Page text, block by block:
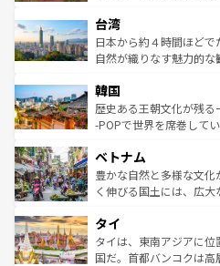
ならではの贅沢な旅のスタイルだ。 なお
情報はコンテンツ一覧を
れるおもてなしの心で訪
人々、おいしいローカ
ク、伝統的なフラダン
ワイを、存分に味わってほしい。 なお、新
はコンテンツ一覧を参照
リアリーフや大陸中央部
ク）、タスマニアの美
ど、見どころがたくさ
いる。アクティビティも
ビング、ハイキングな
い。オーストラリアの
参照してほしい。
台湾
日本から約４時間ほど
自然が織りなす魅力的
ン）、静ひつな山岳地帯
と山間の静けさが共存
驚きをもたらしてくれ
容にもいいと評判のスイ
が味わえる。 な
照してほしい。
韓国
歴史ある王朝文化が残
-POPで世界を席巻して
き、地方に足を延ばせば
できる。そして、キム
まで、さまざまな韓国
リティに包まれながら、
わって
覧を参照してほしい。
ベトナム
豊かな自然と多様な文
く伸びる国土には、広
急速な発展と共に伝統が
ーチミン市のフランス統
醸し出している。また
タイ
タイは、東南アジアに位
国だ。首都バンコクは